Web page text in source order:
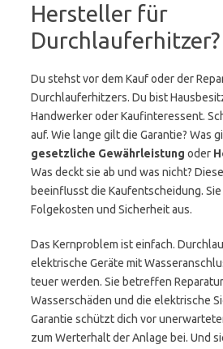
Hersteller für
Durchlauferhitzer?
Du stehst vor dem Kauf oder der
Durchlauferhitzers. Du bist
Handwerker oder Kaufinteressent.
auf. Wie lange gilt die Garantie? Was
gesetzliche Gewährleistung oder
Was deckt sie ab und was nicht?
beeinflusst die Kaufentscheidung.
Folgekosten und Sicherheit aus.
Das Kernproblem ist einfach.
elektrische Geräte mit
teuer werden. Sie betreffen
Wasserschäden und die elektrische
Garantie schützt dich vor
zum Werterhalt der Anlage bei. Und